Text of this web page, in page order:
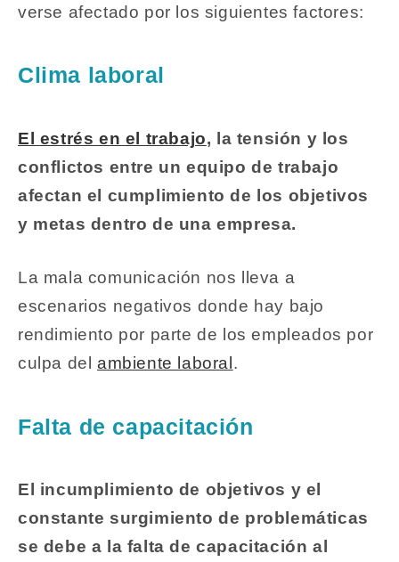
verse afectado por los siguientes factores:
Clima laboral
El estrés en el trabajo, la tensión y los
conflictos entre un equipo de trabajo
afectan el cumplimiento de los objetivos
y metas dentro de una empresa.
La mala comunicación nos lleva a
escenarios negativos donde hay bajo
rendimiento por parte de los empleados por
culpa del ambiente laboral .
Falta de capacitación
El incumplimiento de objetivos y el
constante surgimiento de problemáticas
se debe a la falta de capacitación al